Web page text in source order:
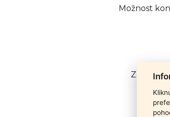
Možnost
Záruka